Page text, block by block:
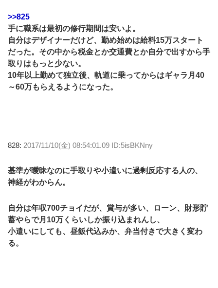
>>825
手に職系は最初の修行期間は安いよ。
自分はデザイナーだけど、勤め始めは給料15万スタート
だった。その中から税金とか交通費とか自分で出すから手
取りはもっと少ない。
10年以上勤めて独立後、軌道に乗ってからはギャラ月40
～60万もらえるようになった。
828: 2017/11/10(金) 08:54:01.09 ID:5isBKNny
基準が曖昧なのに手取りや小遣いに過剰反応する人の、
神経がわからん。
自分は年収700チョイだが、賞与が多い、ローン、財形貯
蓄やらで月10万くらいしか振り込まれんし、
小遣いにしても、昼飯代込みか、弁当付きで大きく変わ
る。